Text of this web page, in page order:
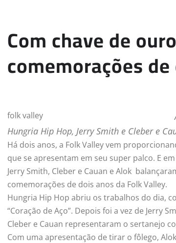
Com chave de
comemorações
folk valley
Hungria Hip Hop, Jerry Smith e Cleber e
Há dois anos, a Folk Valley vem
que se apresentam em seu super palco. E
Jerry Smith, Cleber e Cauan e Alok
comemorações de dois anos da Folk Valley.
Hungria Hip Hop abriu os trabalhos do dia,
“Coração de Aço”. Depois foi a vez de Jerry
Cleber e Cauan representaram o sertanejo
Com uma apresentação de tirar o fôlego,